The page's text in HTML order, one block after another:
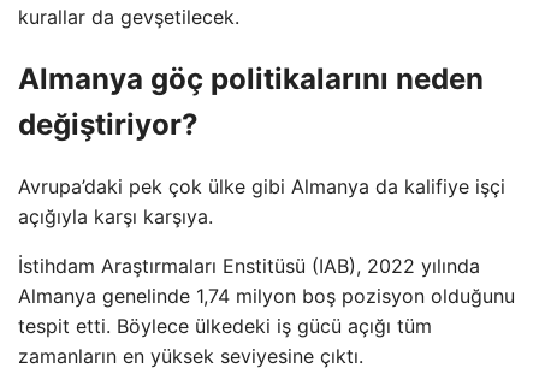
kurallar da gevşetilecek.
Almanya göç politikalarını neden
değiştiriyor?
Avrupa’daki pek çok ülke gibi Almanya da kalifiye işçi
açığıyla karşı karşıya.
İstihdam Araştırmaları Enstitüsü (IAB), 2022 yılında
Almanya genelinde 1,74 milyon boş pozisyon olduğunu
tespit etti. Böylece ülkedeki iş gücü açığı tüm
zamanların en yüksek seviyesine çıktı.